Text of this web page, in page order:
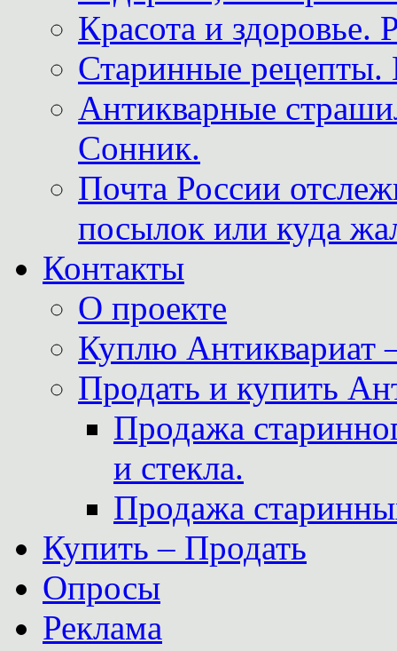
Красота и здоровье.
Старинные рецепты.
Антикварные
Сонник.
Почта России
посылок или куда
Контакты
О проекте
Куплю Антиквариат
Продать и купить
Продажа
и стекла.
Продажа
Купить – Продать
Опросы
Реклама